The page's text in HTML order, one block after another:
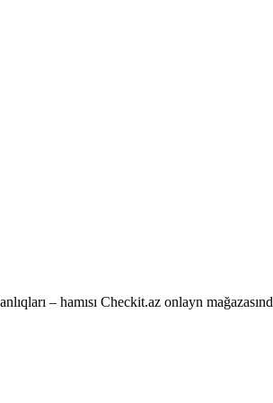
– hamısı Checkit.az onlayn